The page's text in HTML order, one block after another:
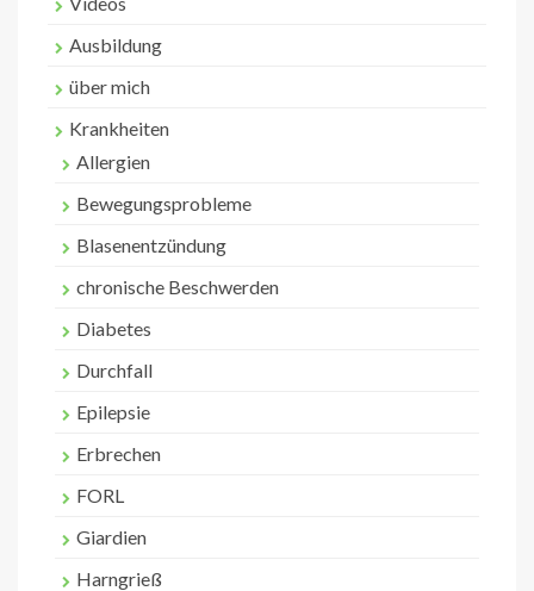
Ausbildung
über mich
Krankheiten
Allergien
Bewegungsprobleme
Blasenentzündung
chronische Beschwerden
Diabetes
Durchfall
Epilepsie
Erbrechen
FORL
Giardien
Harngrieß